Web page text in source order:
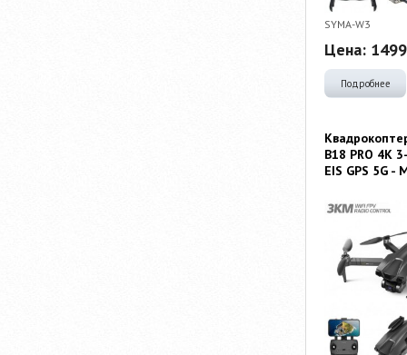
SYMA-W3
Цена:
Подробнее
B18 PRO 4K
EIS GPS 5G -